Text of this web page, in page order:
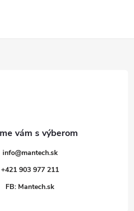
info@mantech.sk
+421 903 977 211
FB: Mantech.sk